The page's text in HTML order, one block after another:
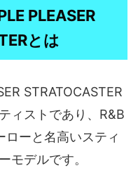
PLEASER
とは
STRATOCASTER
ィストであり、R&B
ーと名高いスティ
モデルです。